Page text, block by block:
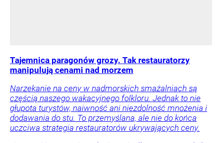
Tajemnica paragonów grozy. Tak restauratorzy
manipulują cenami nad morzem
Narzekanie na ceny w nadmorskich smażalniach są
częścią naszego wakacyjnego folkloru. Jednak to nie
głupota turystów, naiwność ani niezdolność mnożenia i
dodawania do stu. To przemyślana, ale nie do końca
uczciwa strategia restauratorów ukrywających ceny.